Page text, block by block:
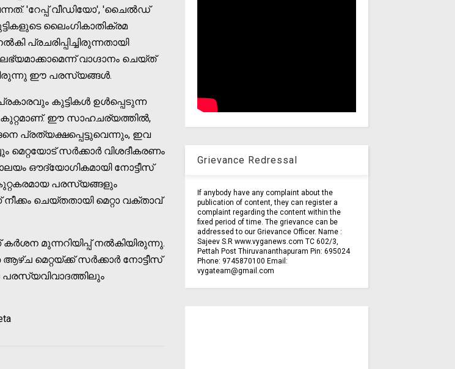
'റേപ്പ് വീഡിയോ', 'ചൈൽഡ്
ലൈംഗികാതിക്രമ
വാഗ്ദാനം ചെയ്ത്
ഈ പരസ്യങ്ങൾ.
കുട്ടികൾ ഉൾപ്പെടുന്ന
കുറ്റമാണ്. ഈ സാഹചര്യത്തിൽ,
പ്രത്യക്ഷപ്പെട്ടുവെന്നും, ഇവ
മെറ്റയോട് സർക്കാർ വിശദീകരണം
ഔദ്യോഗികമായി നോട്ടീസ്
പരസ്യങ്ങളും
ചെയ്തതായി മെറ്റാ വക്താവ്
മുന്നറിയിപ്പ് നൽകിയിരുന്നു.
ആഴ്ച മെറ്റയ്ക്ക് സർക്കാർ നോട്ടീസ്
പരസ്യവിവാദത്തിലും
Grievance Redressal
If anybody have any complaint about the
publication of content, they can register a
complaint regarding the content within the
fixed period of time. The grievance can be
addressed to our Grievance Officer. Name :
Sajeev S.R www.vyganews.com TC 602/3,
Pettah Post Thiruvananthapuram Pin: 695024
Phone: 9745870100 Email:
vygateam@gmail.com